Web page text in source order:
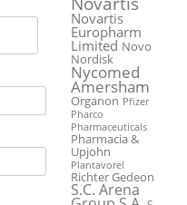
Novartis
Europharm
Limited Novo
Nordisk
Nycomed
Amersham
Organon Pfizer
Pharco
Pharmaceuticals
Pharmacia &
Upjohn
Plantavorel
Richter Gedeon
S.C. Arena